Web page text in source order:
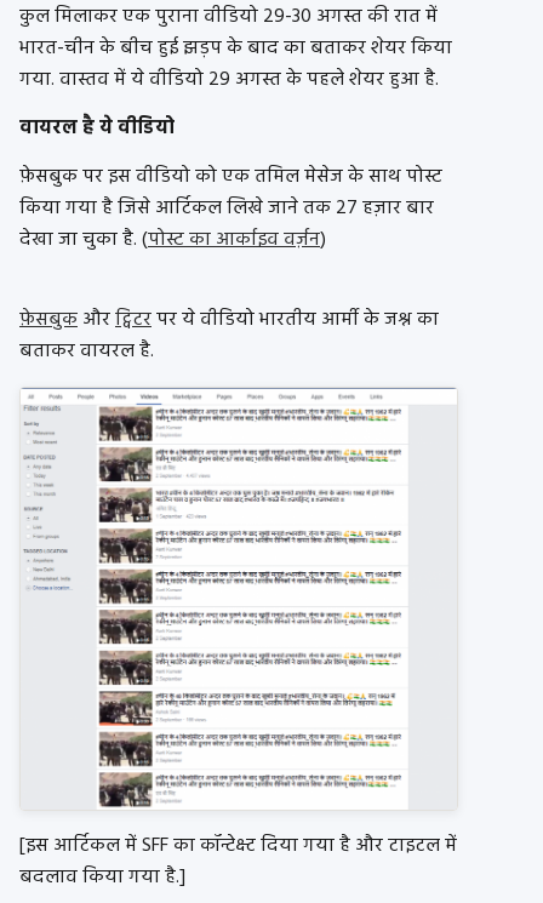
कुल मिलाकर एक पुराना वीडियो 29-30 अगस्त की रात में
भारत-चीन के बीच हुई झड़प के बाद का बताकर शेयर किया
गया. वास्तव में ये वीडियो 29 अगस्त के पहले शेयर हुआ है.
वायरल है ये वीडियो
फ़ेसबुक पर इस वीडियो को एक तमिल मेसेज के साथ पोस्ट
किया गया है जिसे आर्टिकल लिखे जाने तक 27 हज़ार बार
देखा जा चुका है. (पोस्ट का आर्काइव वर्ज़न)
फ़ेसबुकऔरट्विटरपर ये वीडियो भारतीय आर्मी के जश्न का
बताकर वायरल है.
[इस आर्टिकल में SFF का कॉन्टेक्स्ट दिया गया है और टाइटल में
बदलाव किया गया है.]